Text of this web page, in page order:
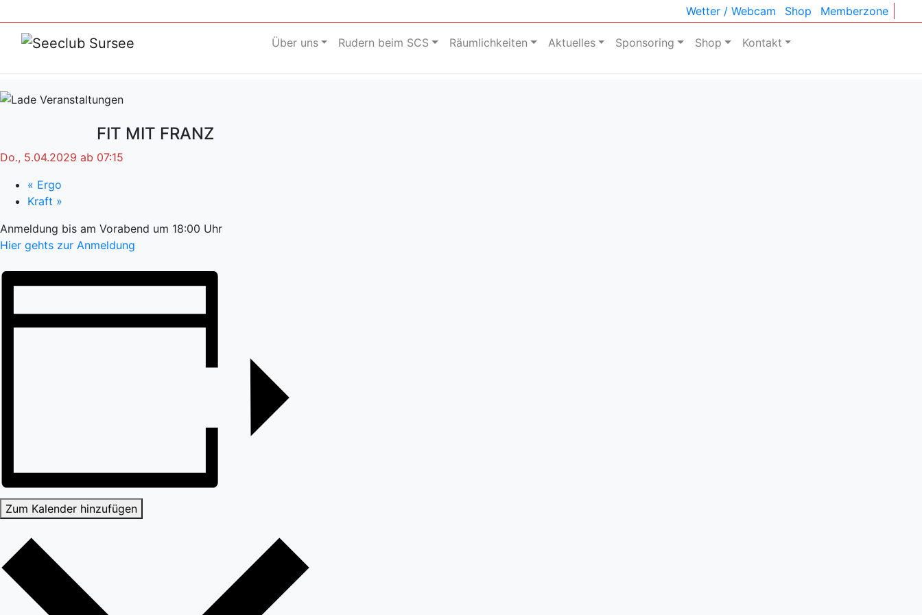
Wetter / Webcam Shop Memberzone
Über uns Rudern beim SCS Räumlichkeiten Aktuelles Sponsoring Shop Kontakt
FIT MIT FRANZ
Do., 5.04.2029 ab 07:15
« Ergo
Kraft »
Anmeldung bis am Vorabend um 18:00 Uhr
Hier gehts zur Anmeldung
Zum Kalender hinzufügen